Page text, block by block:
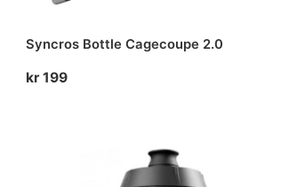
Syncros Bottle Cagecoupe 2.0
kr199